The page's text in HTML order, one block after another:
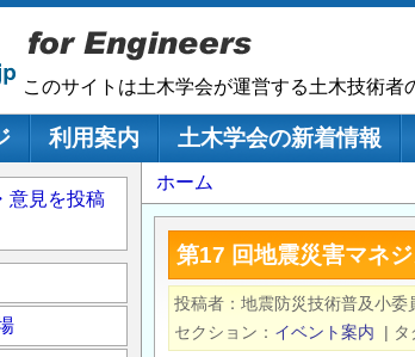
このサイトは土木学会が運営する土木技術者
ション利用案内 土木学会の新着情報
パ
ン
く
ず
ホーム
第17 回地震災害マネ
投稿者 地震防災技術普及小
セクション
イベント案内 | タ
意見を投稿